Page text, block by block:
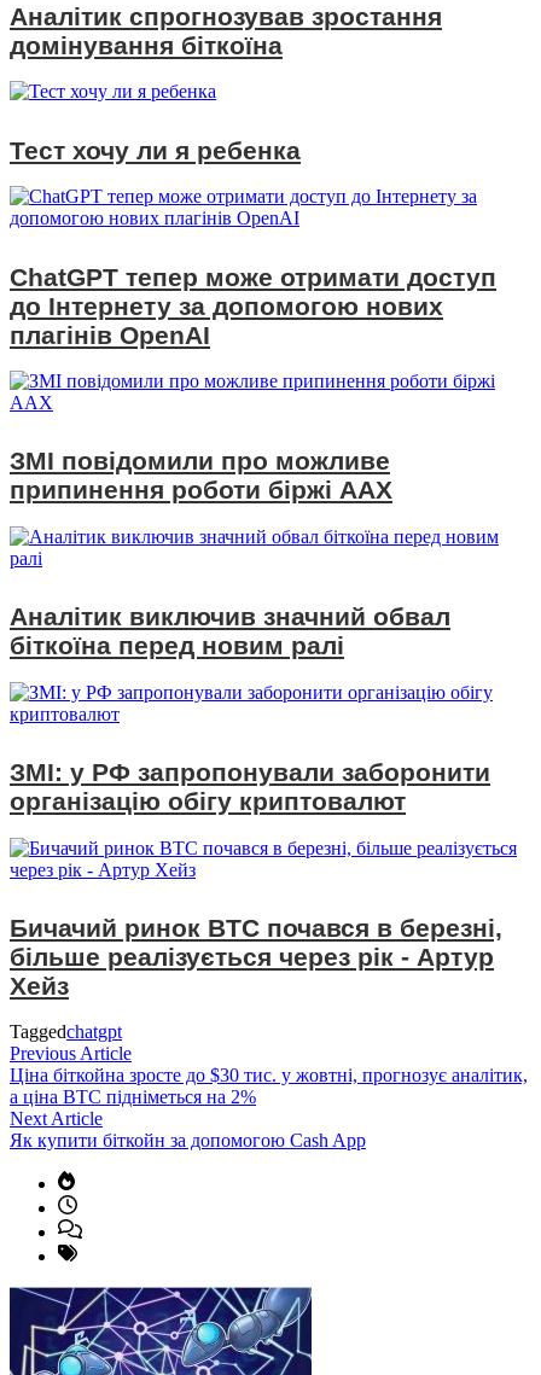
Аналітик спрогнозував зростання
домінування біткоїна
Тест хочу ли я ребенка
ChatGPT тепер може отримати доступ
до Інтернету за допомогою нових
плагінів OpenAI
ЗМІ повідомили про можливе
припинення роботи біржі AAX
Аналітик виключив значний обвал
біткоїна перед новим ралі
ЗМІ: у РФ запропонували заборонити
організацію обігу криптовалют
Бичачий ринок BTC почався в березні,
більше реалізується через рік - Артур
Хейз
Taggedchatgpt
Навігація
записів
Previous ArticlePrevious
article:
Ціна біткойна зросте до $30 тис. у жовтні, прогнозує аналітик,
а ціна BTC підніметься на 2%
Next ArticleNext
article:
Як купити біткойн за допомогою Cash App